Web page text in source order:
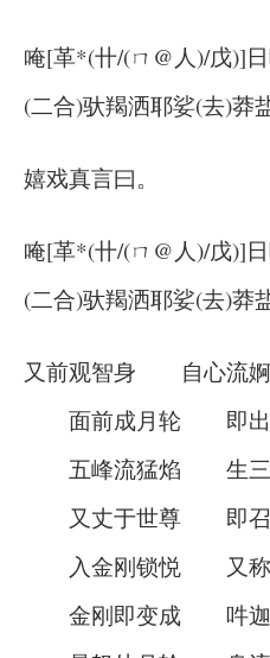
唵[革*(卄/(ㄇ@人)/戊)]
(二合)驮羯洒耶娑(去)莽
嬉戏真言曰。
唵[革*(卄/(ㄇ@人)/戊)]
(二合)驮羯洒耶娑(去)莽
又前观智身 自心流
面前成月轮 即出
五峰流猛焰 生三
又丈于世尊 即召
入金刚锁悦 又称
金刚即变成 吽迦